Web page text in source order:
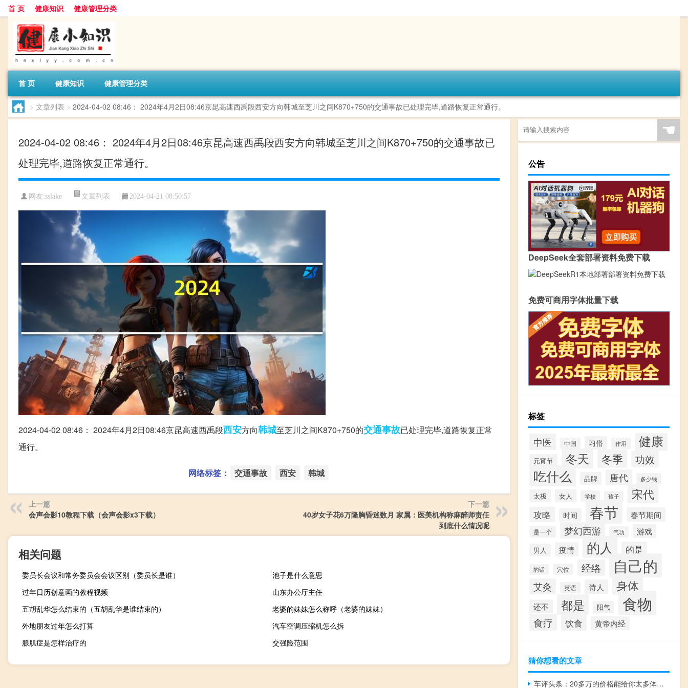
首 页 健康知识 健康管理分类
首 页 健康知识 健康管理分类
> 文章列表 > 2024-04-02 08:46： 2024年4月2日08:46京昆高速西禹段西安方向韩城至芝川之间K870+750的交通事故已处理完毕,道路恢复正常通行。 ​​​
2024-04-02 08:46： 2024年4月2日08:46京昆高速西禹段西安方向韩城至芝川之间K870+750的交通事故已
处理完毕,道路恢复正常通行。 ​​​
网友:sslake 文章列表 2024-04-21 08:50:57
2024-04-02 08:46： 2024年4月2日08:46京昆高速西禹段西安方向韩城至芝川之间K870+750的交通事故已处理完毕,道路恢复正常
通行。 ​​​
网络标签： 交通事故 西安 韩城
上一篇
会声会影10教程下载（会声会影x3下载）
下一篇
40岁女子花6万隆胸昏迷数月 家属：医美机构称麻醉师责任
到底什么情况呢
相关问题
委员长会议和常务委员会会议区别（委员长是谁）
池子是什么意思
过年日历创意画的教程视频
山东办公厅主任
五胡乱华怎么结束的（五胡乱华是谁结束的）
老婆的妹妹怎么称呼（老婆的妹妹）
外地朋友过年怎么打算
汽车空调压缩机怎么拆
腺肌症是怎样治疗的
交强险范围
☚
公告
DeepSeek全套部署资料免费下载
免费可商用字体批量下载
标签
中医 中国 习俗 作用 健康
元宵节 冬天 冬季 功效
吃什么 品牌 唐代 多少钱
太极 女人 学校 孩子 宋代
攻略 时间 春节 春节期间
是一个 梦幻西游 气功 游戏
男人 疫情 的人 的是
的话 穴位 经络 自己的
艾灸 英语 诗人 身体
还不 都是 阳气 食物
食疗 饮食 黄帝内经
猜你想看的文章
车评头条：20多万的价格能给你太多体验 试君越Avenir